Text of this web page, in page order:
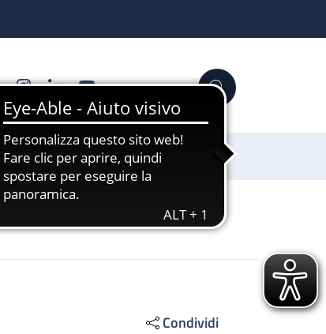
FacebookInstagram
LinkedinYouTube Cerca
Sostienici
Condividi